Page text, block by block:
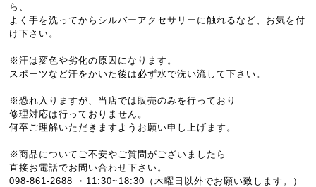
ら、
よく手を洗ってからシルバーアクセサリーに触れるなど、お気を付
け下さい。
※汗は変色や劣化の原因になります。
スポーツなど汗をかいた後は必ず水で洗い流して下さい。
※恐れ入りますが、当店では販売のみを行っており
修理対応は行っておりません。
何卒ご理解いただきますようお願い申し上げます。
※商品についてご不安やご質問がございましたら
直接お電話でお問い合わせ下さい。
098-861-2688 ・11:30~18:30（木曜日以外でお願い致します。）